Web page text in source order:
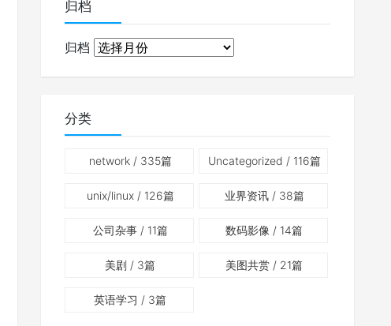
归档
归档
分类
network/ 335篇 Uncategorized / 116篇
unix/linux/ 126篇 业界资讯/ 38篇
公司杂事/ 11篇 数码影像 / 14篇
美剧 / 3篇 美图共赏 / 21篇
英语学习 / 3篇